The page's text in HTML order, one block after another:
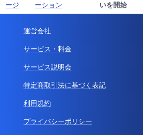
ージ
ーション
いを開始
運営会社
サービス・料金
サービス説明会
特定商取引法に基づく表記
利用規約
プライバシーポリシー